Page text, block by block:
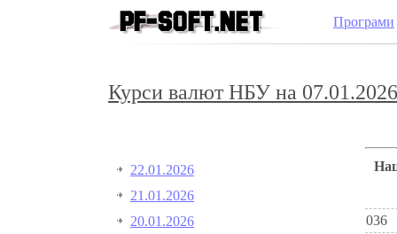
Програми
Курси валют НБУ на
22.01.2026
21.01.2026
20.01.2026
036